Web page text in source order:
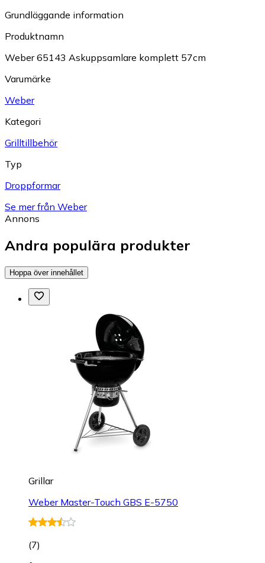
Grundläggande information
Produktnamn
Weber 65143 Askuppsamlare komplett 57cm
Varumärke
Weber
Kategori
Grilltillbehör
Typ
Droppformar
Se mer från Weber
Annons
Andra populära produkter
Hoppa över innehållet
Grillar
Weber Master-Touch GBS E-5750
(7)